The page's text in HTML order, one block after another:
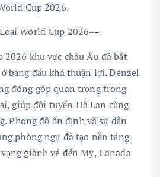
Cup 2026.
World Cup 2026==
2026 khu vực châu Âu đã bắt
bảng đấu khá thuận lợi. Denzel
đóng góp quan trọng trong
giúp đội tuyển Hà Lan củng
Phong độ ổn định và sự dẫn
phòng ngự đã tạo nền tảng
giành vé đến Mỹ, Canada